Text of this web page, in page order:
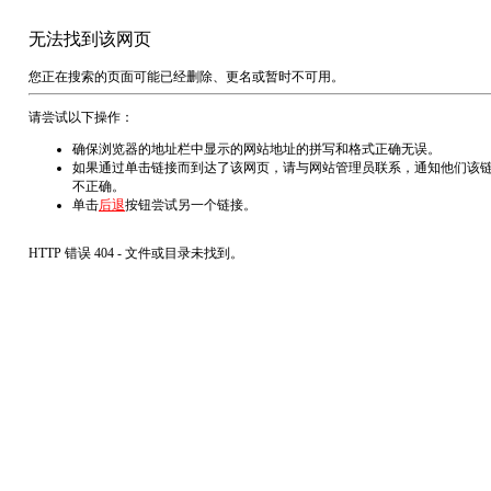
无法找到该网页
您正在搜索的页面可能已经删除、更名或暂时不可用。
请尝试以下操作：
确保浏览器的地址栏中显示的网站地址的拼写和格式正确无误。
如果通过单击链接而到达了该网页，请与网站管理员联系，通知他们该
不正确。
单击后退按钮尝试另一个链接。
HTTP 错误 404 - 文件或目录未找到。